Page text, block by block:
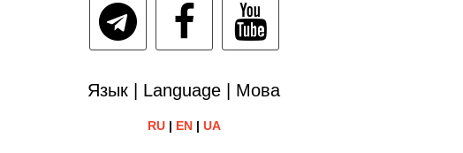
Язык | Language | Мова
RU| EN| UA